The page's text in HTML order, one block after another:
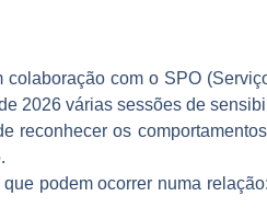
com o SPO
2026 várias sessões de
os
podem ocorrer numa